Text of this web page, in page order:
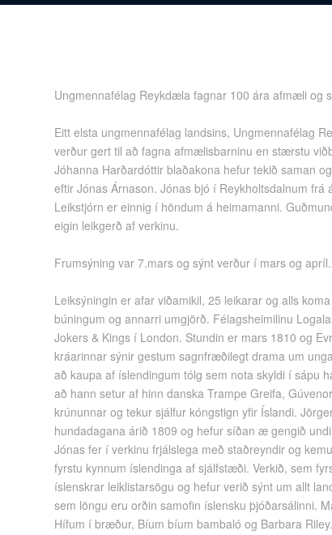
Ungmennafélag Reykdæla fagnar 100 ára afmæli og
Eitt elsta ungmennafélag landsins, Ungmennafélag
verður gert til að fagna afmælisbarninu en stærstu
Jóhanna Harðardóttir blaðakona hefur tekið saman
eftir Jónas Árnason. Jónas bjó í Reykholtsdalnum frá
Leikstjórn er einnig í höndum á heimamanni.
eigin leikgerð af verkinu.
Frumsýning var 7.mars og sýnt verður í mars og apríl.
Leiksýningin er afar viðamikil, 25 leikarar og alls
búningum og annarri umgjörð. Félagsheimilinu
Jokers & Kings í London. Stundin er mars 1810 og
kráarinnar sýnir gestum sagnfræðilegt drama um
að kaupa af íslendingum tólg sem nota skyldi í sápu
að hann setur af hinn danska Trampe Greifa,
krúnunnar og tekur sjálfur kóngstign yfir Íslandi.
hundadagana árið 1809 og hefur síðan æ gengið
Jónas fer í verkinu frjálslega með staðreyndir og
fyrstu kynnum íslendinga af sjálfstæði. Verkið, sem
íslenskrar leiklistarsögu og hefur verið sýnt um allt
sem löngu eru orðin samofin íslensku þjóðarsálinni.
Hífum í bræður, Bíum bíum bambaló og Barbara Riley.